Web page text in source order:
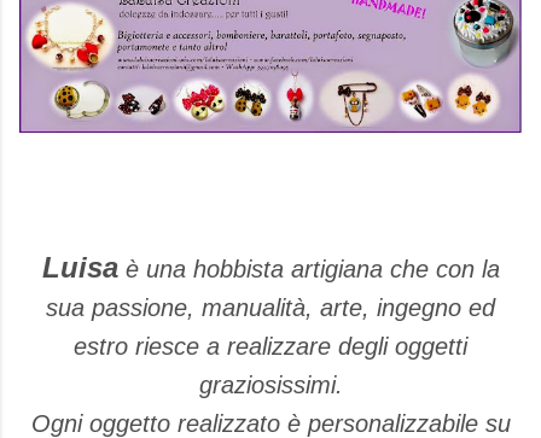
Luisaè una hobbista artigiana che con la
sua passione, manualità, arte, ingegno ed
estro riesce a realizzare degli oggetti
graziosissimi.
Ogni oggetto realizzato è personalizzabile su